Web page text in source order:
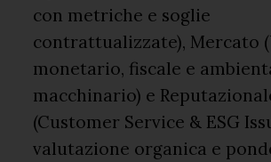
con metriche e soglie
contrattualizzate), Mercato
monetario, fiscale e
macchinario) e
(Customer Service & ESG
valutazione organica e